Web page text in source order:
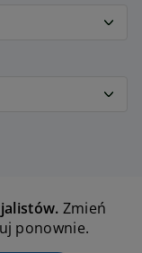
Zmień
ponownie.